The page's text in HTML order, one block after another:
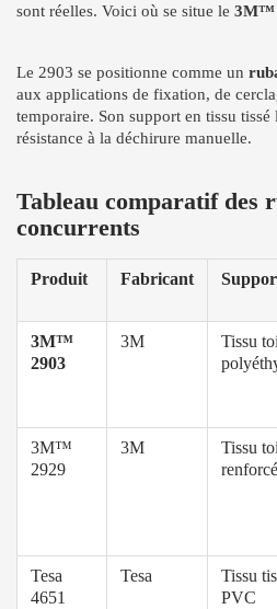
sont réelles. Voici où se situe le 3M™
Le 2903 se positionne comme un
aux applications de fixation, de
temporaire. Son support en tissu
résistance à la déchirure manuelle.
Tableau comparatif des
concurrents
Produit Fabricant
3M™
2903
3M
Tissu
3M™
2929
3M
Tissu
renforcé
Tesa
4651
Tesa
Tissu
PVC